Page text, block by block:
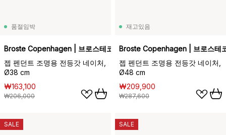
품절임박
Broste Copenhagen | 브로스테코펜하겐
젭 펜던트 조명용 전등갓 네이처,
Ø38 cm
₩163,100
₩206,000
재고있음
Broste Copenhagen | 브로스테
젭 펜던트 조명용 전등갓 네이처,
Ø48 cm
₩209,900
₩287,600
SALE SALE